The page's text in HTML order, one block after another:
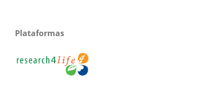
Plataformas